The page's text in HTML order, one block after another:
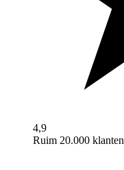
4,9
Ruim 20.000 klanten